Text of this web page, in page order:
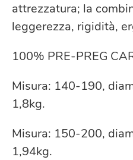
attrezzatura; la
leggerezza, rigidità,
100% PRE-PREG
Misura: 140-190,
1,8kg.
Misura: 150-200,
1,94kg.